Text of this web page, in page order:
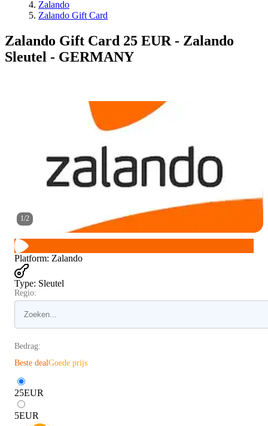
Zalando
Zalando Gift Card
Zalando Gift Card 25 EUR - Zalando
Sleutel - GERMANY
1/2
Platform: Zalando
Type: Sleutel
Regio:
Bedrag:
Beste dealGoede prijs
25EUR
5EUR